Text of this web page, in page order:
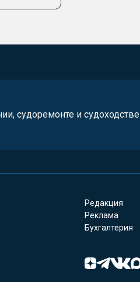
судоремонте и судоходстве
Редакция
Реклама
Бухгалтерия